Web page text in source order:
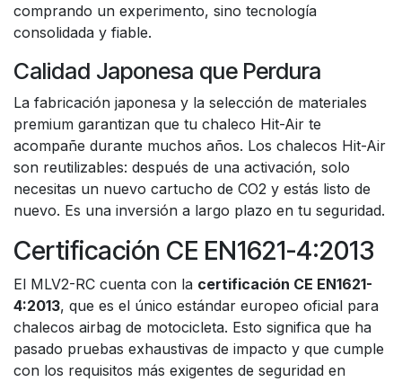
comprando un experimento, sino tecnología
consolidada y fiable.
Calidad Japonesa que Perdura
La fabricación japonesa y la selección de materiales
premium garantizan que tu chaleco Hit-Air te
acompañe durante muchos años. Los chalecos Hit-Air
son reutilizables: después de una activación, solo
necesitas un nuevo cartucho de CO2 y estás listo de
nuevo. Es una inversión a largo plazo en tu seguridad.
Certificación CE EN1621-4:2013
El MLV2-RC cuenta con la certificación CE EN1621-
4:2013, que es el único estándar europeo oficial para
chalecos airbag de motocicleta. Esto significa que ha
pasado pruebas exhaustivas de impacto y que cumple
con los requisitos más exigentes de seguridad en